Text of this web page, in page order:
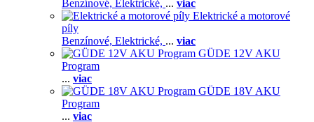
Benzínové, Elektrické, ... viac
Elektrické a motorové
píly
Benzínové, Elektrické, ... viac
GÜDE 12V AKU
Program
... viac
GÜDE 18V AKU
Program
... viac